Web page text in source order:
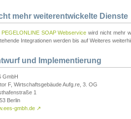
mehr weiterentwickelte Dienste
PEGELONLINE SOAP Webservice wird nicht mehr
Integrationen werden bis auf Weiteres
und Implementierung
GmbH
F, Wirtschaftsgebäude Aufg.re, 3. OG
1
Berlin
gmbh.de ↗